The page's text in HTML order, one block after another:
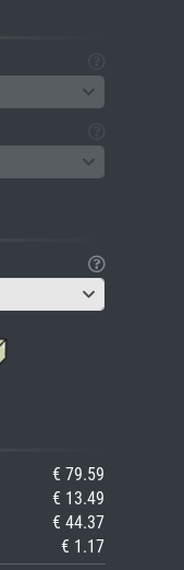
€ 79.59
€ 13.49
€ 44.37
€ 1.17